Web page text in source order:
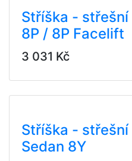
Stříška -
8P / 8P Facelift
3 031 Kč
Stříška - střešní
Sedan 8Y